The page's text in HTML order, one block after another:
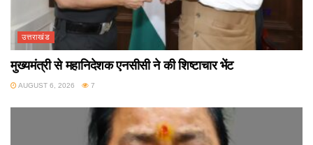
उत्तराखंड
मुख्यमंत्री से महानिदेशक एनसीसी ने की शिष्टाचार भेंट
AUGUST 6, 2026 7